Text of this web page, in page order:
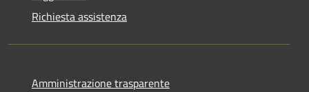
Richiesta assistenza
Amministrazione trasparente